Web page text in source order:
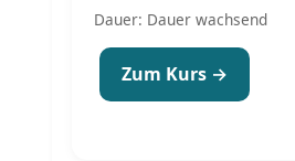
Dauer: Dauer wachsend
Zum Kurs →